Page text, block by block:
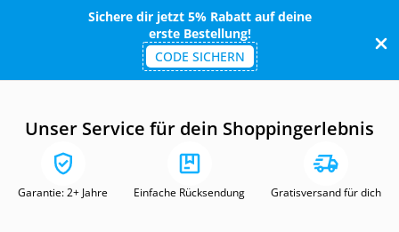
Sichere dir jetzt 5% Rabatt auf deine
erste Bestellung!
CODE SICHERN
Unser Service für dein Shoppingerlebnis
Garantie: 2+ Jahre Einfache Rücksendung Gratisversand für dich